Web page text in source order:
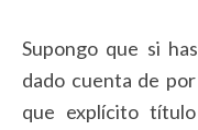
Supongo que si
dado cuenta de
que explícito